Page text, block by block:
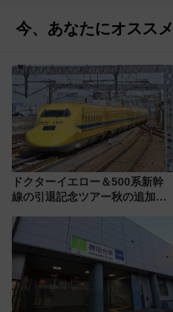
今、あなたにオススメ
ドクターイエロー＆500系新幹
線の引退記念ツアー秋の追加企
ホテル情報まとめ